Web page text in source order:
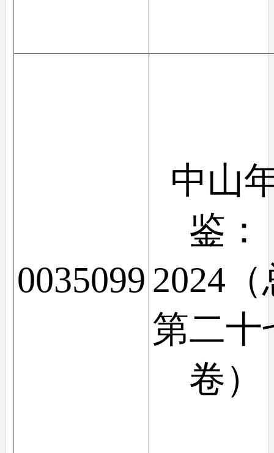
0035099
中山
鉴：
2024（
第二十
卷）